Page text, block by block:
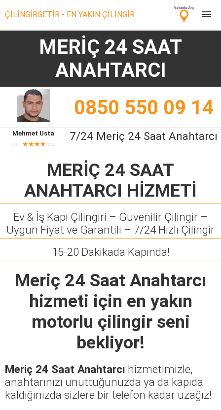
ÇİLİNGİRGETİR - EN YAKIN ÇİLİNGİR
Çilingir Ara
Çilingir misin? Bize Katıl!
MERİÇ 24 SAAT
ANAHTARCI
0850 550 09 14
Mehmet Usta
7/10 ★★★★ 154
7/24 Meriç 24 Saat Anahtarcı
MERİÇ 24 SAAT
ANAHTARCI HİZMETİ
Ev & İş Kapı Çilingiri – Güvenilir Çilingir –
Uygun Fiyat ve Garantili – 7/24 Hızlı Çilingir
15-20 Dakikada Kapında!
Meriç 24 Saat Anahtarcı
hizmeti için en yakın
motorlu çilingir seni
bekliyor!
Meriç 24 Saat Anahtarcı hizmetimizle,
anahtarınızı unuttuğunuzda ya da kapıda
kaldığınızda sizlere bir telefon kadar uzağız!